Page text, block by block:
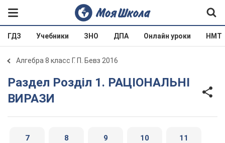
ГДЗ Учебники ЗНО ДПА Онлайн уроки НМТ
Алгебра 8 класс Г. П. Бевз 2016
Раздел Розділ 1. РАЦІОНАЛЬНІ
ВИРАЗИ
7 8 9 10 11